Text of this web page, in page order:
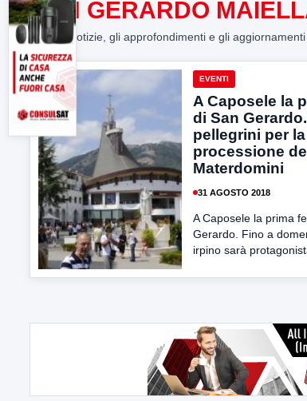
SAN GERARDO
Tutte le notizie, gli approfondimenti e gli aggiornamenti
EVENTI
A Caposele la
di San
pellegrini per la
processione
Materdomini
31 AGOSTO 2018
A Caposele la prima
Gerardo. Fino a
irpino sarà